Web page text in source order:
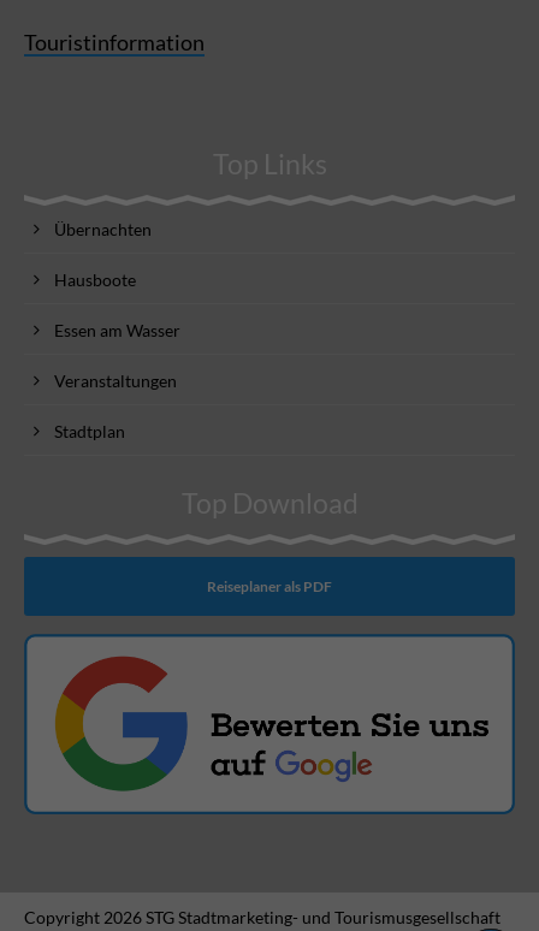
Touristinformation
Top Links
Übernachten
Hausboote
Essen am Wasser
Veranstaltungen
Stadtplan
Top Download
Reiseplaner als PDF
Copyright 2026 STG Stadtmarketing- und Tourismusgesellschaft